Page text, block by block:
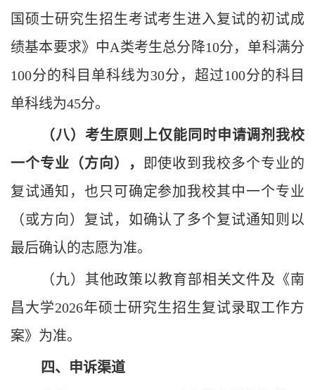
国硕士研究生招生考试考生进入复试的初试成
绩基本要求》中A类考生总分降10分，单科满分
100分的科目单科线为30分，超过100分的科目
单科线为45分。
（八）考生原则上仅能同时申请调剂我校
一个专业（方向）
，
即使收到我校多个专业的
复试通知，也只可确定参加我校其中一个专业
（或方向）复试，如确认了多个复试通知则以
最后确认的志愿为准。
（九）其他政策以教育部相关文件及《南
昌大学2026年硕士研究生招生复试录取工作方
案》为准。
四、申诉渠道